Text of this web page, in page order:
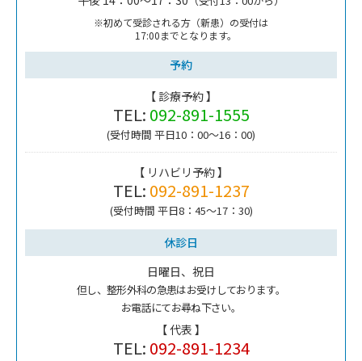
※初めて受診される方（新患）の受付は
17:00までとなります。
予約
【 診療予約 】
TEL: 092-891-1555
(受付時間 平日10：00～16：00)
【 リハビリ予約 】
TEL: 092-891-1237
(受付時間 平日8：45～17：30)
休診日
日曜日、祝日
但し、整形外科の急患はお受けしております。
お電話にてお尋ね下さい。
【 代表 】
TEL: 092-891-1234